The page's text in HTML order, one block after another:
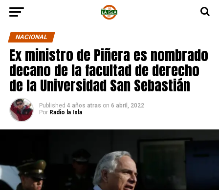
NACIONAL
Ex ministro de Piñera es nombrado
decano de la facultad de derecho
de la Universidad San Sebastián
Published 4 años atras on 6 abril, 2022
Por Radio la Isla